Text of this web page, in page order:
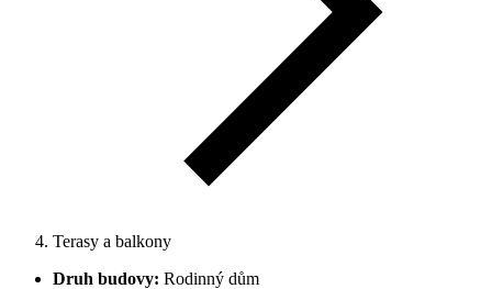
Terasy a balkony
Druh budovy: Rodinný dům